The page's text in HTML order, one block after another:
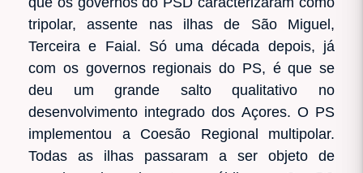
tripolar, assente nas ilhas de São Miguel,
Terceira e Faial. Só uma década depois, já
com os governos regionais do PS, é que se
deu um grande salto qualitativo no
desenvolvimento integrado dos Açores. O PS
implementou a Coesão Regional multipolar.
Todas as ilhas passaram a ser objeto de